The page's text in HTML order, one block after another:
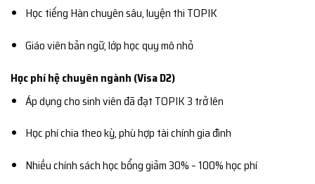
Học tiếng Hàn chuyên sâu, luyện thi TOPIK
Giáo viên bản ngữ, lớp học quy mô nhỏ
Học phí hệ chuyên ngành (Visa D2)
Áp dụng cho sinh viên đã đạt TOPIK 3 trở lên
Học phí chia theo kỳ, phù hợp tài chính gia đình
Nhiều chính sách học bổng giảm 30% – 100% học phí